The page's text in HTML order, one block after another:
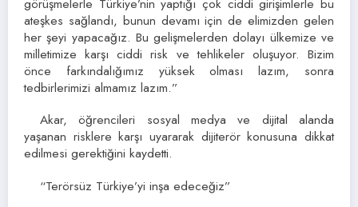
görüşmelerle Türkiye’nin yaptığı çok ciddi girişimlerle bu
ateşkes sağlandı, bunun devamı için de elimizden gelen
her şeyi yapacağız. Bu gelişmelerden dolayı ülkemize ve
milletimize karşı ciddi risk ve tehlikeler oluşuyor. Bizim
önce farkındalığımız yüksek olması lazım, sonra
tedbirlerimizi almamız lazım.”
Akar, öğrencileri sosyal medya ve dijital alanda
yaşanan risklere karşı uyararak dijiterör konusuna dikkat
edilmesi gerektiğini kaydetti.
“Terörsüz Türkiye’yi inşa edeceğiz”